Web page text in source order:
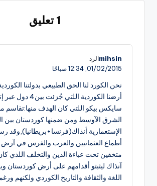
1 تعليق
mihsinالرد
01/02/2015, 12:34 صباحًا
نحن الكورد لنا الحق الطبيعي بدولتنا
أرضنا الكوردية اللتي جُزئت
سايكس بيكو اللتي كان الهدف منها:تقاسم
الشرق الآوسط ومن ضمنها كوردستان بين
الإستعمارية أنذاك(فرنسا+بريطانيا),وقد
أطماع العثمانيين والعرب والفرس في
متخفين تحت عباءة الدين والتخلف اللذي
آنذاك ليثبتو أقدامهم على أرض كوردستان
اللغة والثقافة والتاريخ الكوردي ولكنهم